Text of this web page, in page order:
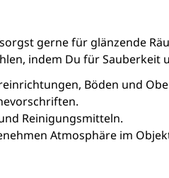
gerne für glänzende
indem Du für Sauberkeit
Böden und
Reinigungsmitteln.
Atmosphäre im